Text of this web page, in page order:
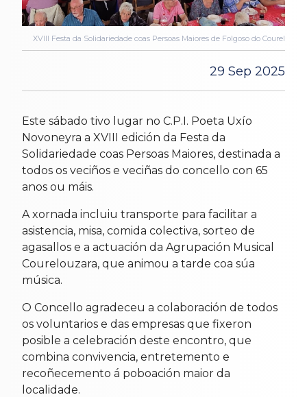
XVIII Festa da Solidariedade coas Persoas Maiores de Folgoso do Courel
29 Sep 2025
Este sábado tivo lugar no C.P.I. Poeta Uxío
Novoneyra a XVIII edición da Festa da
Solidariedade coas Persoas Maiores, destinada a
todos os veciños e veciñas do concello con 65
anos ou máis.
A xornada incluiu transporte para facilitar a
asistencia, misa, comida colectiva, sorteo de
agasallos e a actuación da Agrupación Musical
Courelouzara, que animou a tarde coa súa
música.
O Concello agradeceu a colaboración de todos
os voluntarios e das empresas que fixeron
posible a celebración deste encontro, que
combina convivencia, entretemento e
recoñecemento á poboación maior da
localidade.